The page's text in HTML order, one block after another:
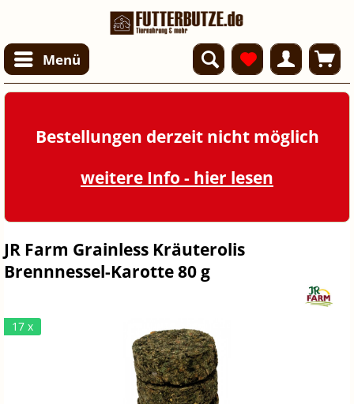
Menü
Bestellungen derzeit nicht möglich
weitere Info - hier lesen
JR Farm Grainless Kräuterolis
Brennnessel-Karotte 80 g
17 x